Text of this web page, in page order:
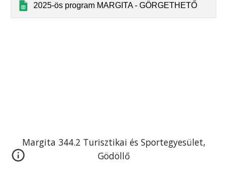
2025-ös program MARGITA - GÖRGETHETŐ
Margita 344.2 Turisztikai és Sportegyesület,
Gödöllő